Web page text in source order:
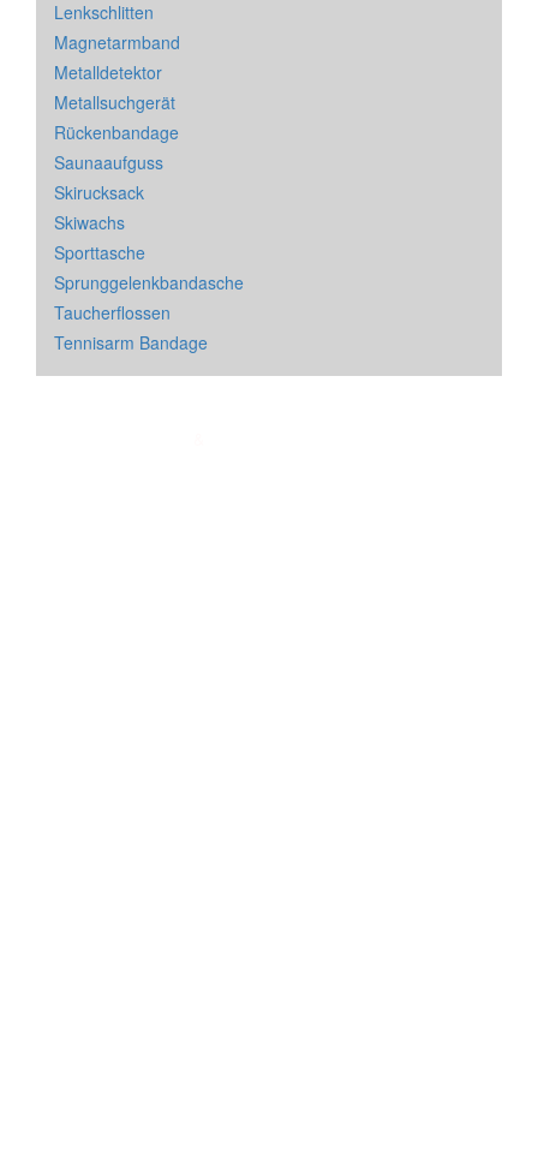
Lenkschlitten
Magnetarmband
Metalldetektor
Metallsuchgerät
Rückenbandage
Saunaaufguss
Skirucksack
Skiwachs
Sporttasche
Sprunggelenkbandasche
Taucherflossen
Tennisarm Bandage